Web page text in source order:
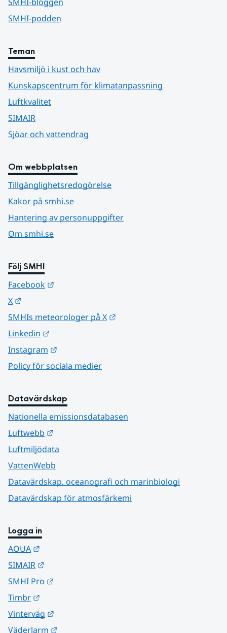
SMHI-podden
Teman
Havsmiljö i kust och hav
Kunskapscentrum för klimatanpassning
Luftkvalitet
SIMAIR
Sjöar och vattendrag
Om webbplatsen
Tillgänglighetsredogörelse
Kakor på smhi.se
Hantering av personuppgifter
Om smhi.se
Följ SMHI
Facebook
X
SMHIs meteorologer på X
Linkedin
Instagram
Policy för sociala medier
Datavärdskap
Nationella emissionsdatabasen
Luftwebb
Luftmiljödata
VattenWebb
Datavärdskap, oceanografi och marinbiologi
Datavärdskap för atmosfärkemi
Logga in
AQUA
SIMAIR
SMHI Pro
Timbr
Vinterväg
Väderlarm